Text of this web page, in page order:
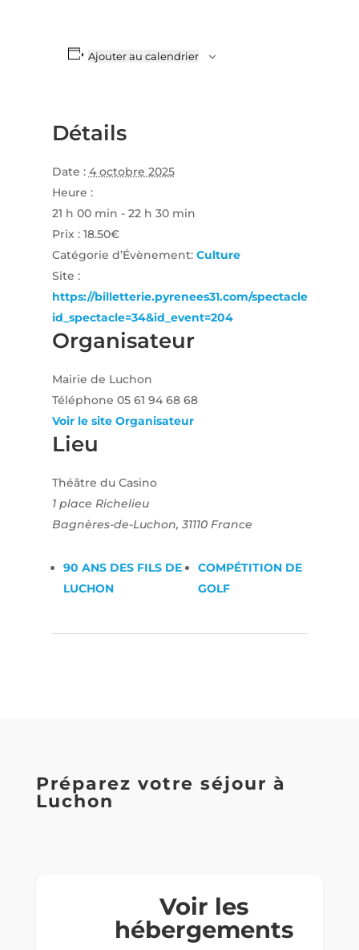
Ajouter au calendrier
Détails
Date : 4 octobre 2025
Heure :
21 h 00 min - 22 h 30 min
Prix : 18.50€
Catégorie d’Évènement: Culture
Site :
https://billetterie.pyrenees31.com/spectacle?
id_spectacle=34&id_event=204
Lieu
Théâtre du Casino
1 place Richelieu
Bagnères-de-Luchon, 31110 France
Organisateur
Mairie de Luchon
Téléphone 05 61 94 68 68
Voir le site Organisateur
90 ANS DES FILS DE
LUCHON
COMPÉTITION DE
GOLF
Préparez votre séjour à
Luchon
Voir les
hébergements